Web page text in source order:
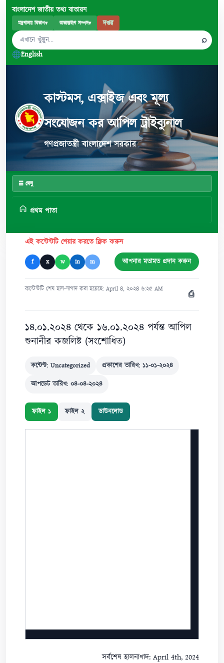
বাংলাদেশ জাতীয় তথ্য বাতায়ন
মন্ত্রণালয় বিভাগ▾ অভ্যন্তরীণ সম্পদ▾ দপ্তর
⌕
English
কাস্টমস, এক্সাইজ এবং মূল্য
সংযোজন কর আপিল ট্রাইব্যুনাল
গণপ্রজাতন্ত্রী বাংলাদেশ সরকার
☰ মেনু
প্রথম পাতা
এই কন্টেন্টটি শেয়ার করতে ক্লিক করুন
f x w in m আপনার মতামত প্রদান করুন
কন্টেন্টটি শেষ হাল-নাগাদ করা হয়েছে: April ৪, ২০২৪ ৬:২৫ AM ⎙
১৪.০১.২০২৪ থেকে ১৬.০১.২০২৪ পর্যন্ত আপিল
শুনানীর কজলিষ্ট (সংশোধিত)
কন্টেন্ট: Uncategorized প্রকাশের তারিখ: ১১-০১-২০২৪
আপডেট তারিখ: ০৪-০৪-২০২৪
ফাইল ১ ফাইল ২ ডাউনলোড
সর্বশেষ হালনাগাদ: April 4th, 2024